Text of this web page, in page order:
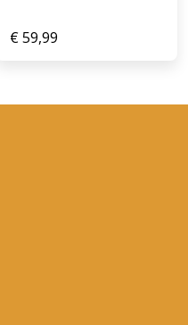
€59,99